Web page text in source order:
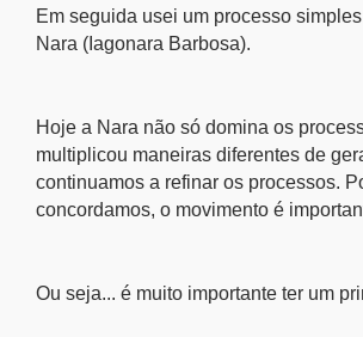
Em seguida usei um processo
Nara (Iagonara Barbosa).
Hoje a Nara não só domina os
multiplicou maneiras diferentes de
continuamos a refinar os processos.
concordamos, o movimento é
Ou seja... é muito importante ter um